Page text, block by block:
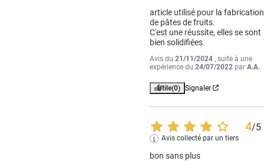
article utilisé pour la fabrication
de pâtes de fruits.
C'est une réussite, elles se sont
bien solidifiées.
Avis du21/11/2024 , suite à une
expérience du24/07/2022 parA.A.
Utile(0) Signaler
4/5
Avis collecté par un tiers
bon sans plus